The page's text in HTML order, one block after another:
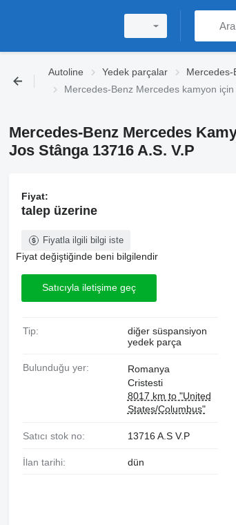
Autoline Yedek parçalar Mercedes-
Mercedes-Benz Mercedes kamyon
Mercedes-Benz Mercedes
Jos Stânga 13716 A.S. V.P
Fiyat:
talep üzerine
Fiyatla ilgili bilgi iste
Fiyat değiştiğinde beni bilgilendir
Satıcıyla iletişime geç
Tip:
diğer süspansiyon
yedek parça
Bulunduğu yer:
Romanya
Cristesti
8017 km to "United
States/Columbus"
Satıcı stok no: 13716 A.S V.P
İlan tarihi: dün